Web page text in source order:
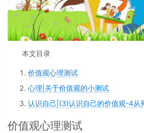
本文目录
价值观心理测试
心理|关于价值观的小测试
认识自己|(3)认识自己的价值观-4从
价值观心理测试